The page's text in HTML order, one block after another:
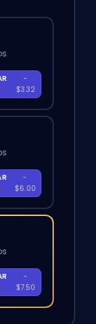
-
$3.32
-
$6.00
-
$7.50